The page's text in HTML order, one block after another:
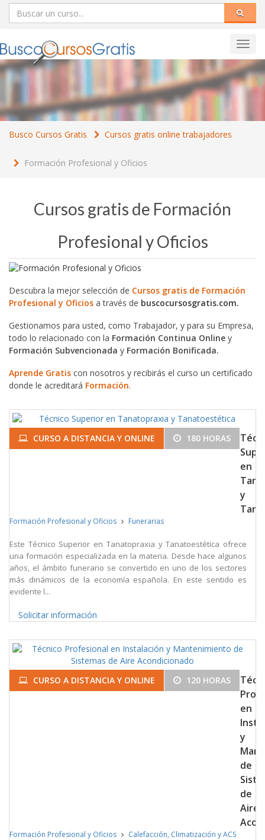
Busco Cursos Gratis Cursos gratis online trabajadores
Formación Profesional y Oficios
Cursos gratis de Formación
Profesional y Oficios
Descubra la mejor selección de Cursos gratis de Formación
Profesional y Oficios a través de buscocursosgratis.com.
Gestionamos para usted, como Trabajador, y para su Empresa,
todo lo relacionado con la Formación Continua Online y
Formación Subvencionada y Formación Bonificada.
Aprende Gratis con nosotros y recibirás el curso un certificado
donde le acreditará Formación.
CURSO A DISTANCIA Y ONLINE 180 HORAS
en
y
Formación Profesional y Oficios Funerarias
Este Técnico Superior en Tanatopraxia y Tanatoestética ofrece
una formación especializada en la materia. Desde hace algunos
años, el ámbito funerario se convertido en uno de los sectores
más dinámicos de la economía española. En este sentido es
evidente l...
Solicitar información
CURSO A DISTANCIA Y ONLINE 120 HORAS
en
y
de
de
Aire
Formación Profesional y Oficios Calefacción, Climatización y ACS